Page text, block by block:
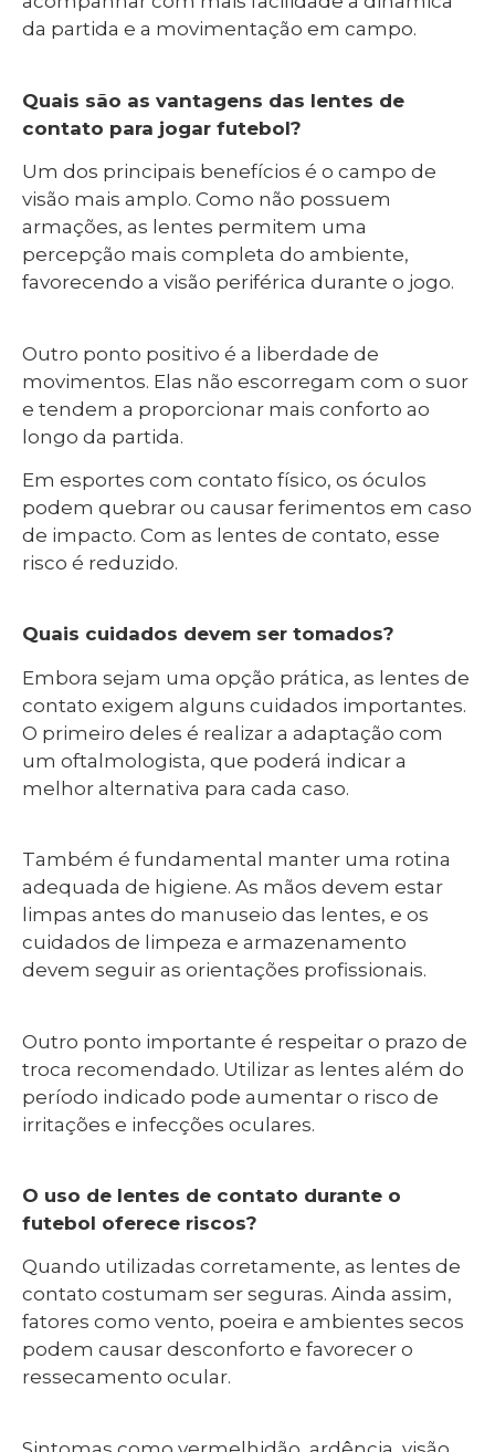
da partida e a movimentação em campo.
Quais são as vantagens das lentes de
contato para jogar futebol?
Um dos principais benefícios é o campo de
visão mais amplo. Como não possuem
armações, as lentes permitem uma
percepção mais completa do ambiente,
favorecendo a visão periférica durante o jogo.
Outro ponto positivo é a liberdade de
movimentos. Elas não escorregam com o suor
e tendem a proporcionar mais conforto ao
longo da partida.
Em esportes com contato físico, os óculos
podem quebrar ou causar ferimentos em caso
de impacto. Com as lentes de contato, esse
risco é reduzido.
Quais cuidados devem ser tomados?
Embora sejam uma opção prática, as lentes de
contato exigem alguns cuidados importantes.
O primeiro deles é realizar a adaptação com
um oftalmologista, que poderá indicar a
melhor alternativa para cada caso.
Também é fundamental manter uma rotina
adequada de higiene. As mãos devem estar
limpas antes do manuseio das lentes, e os
cuidados de limpeza e armazenamento
devem seguir as orientações profissionais.
Outro ponto importante é respeitar o prazo de
troca recomendado. Utilizar as lentes além do
período indicado pode aumentar o risco de
irritações e infecções oculares.
O uso de lentes de contato durante o
futebol oferece riscos?
Quando utilizadas corretamente, as lentes de
contato costumam ser seguras. Ainda assim,
fatores como vento, poeira e ambientes secos
podem causar desconforto e favorecer o
ressecamento ocular.